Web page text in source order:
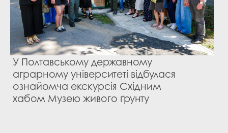
У Полтавському державному
аграрному університеті відбулася
ознайомча екскурсія Східним
хабом Музею живого ґрунту